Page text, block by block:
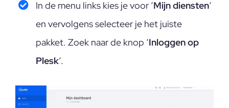
In de menu links kies je voor ‘Mijn diensten‘
en vervolgens selecteer je het juiste
pakket. Zoek naar de knop ‘Inloggen op
Plesk‘.